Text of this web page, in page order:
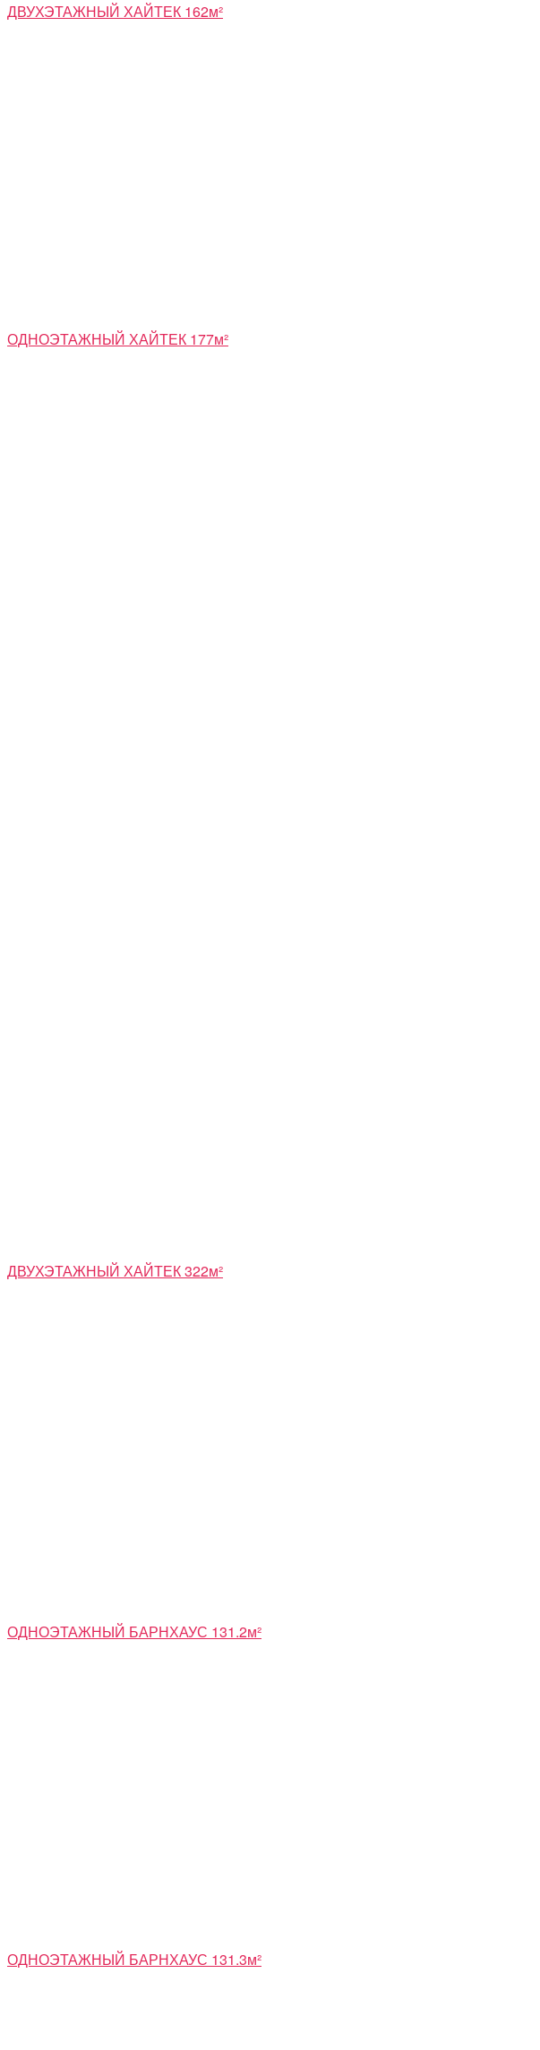
ДВУХЭТАЖНЫЙ ХАЙТЕК 162м²
ОДНОЭТАЖНЫЙ ХАЙТЕК 177м²
ДВУХЭТАЖНЫЙ ХАЙТЕК 322м²
ОДНОЭТАЖНЫЙ БАРНХАУС 131.2м²
ОДНОЭТАЖНЫЙ БАРНХАУС 131.3м²